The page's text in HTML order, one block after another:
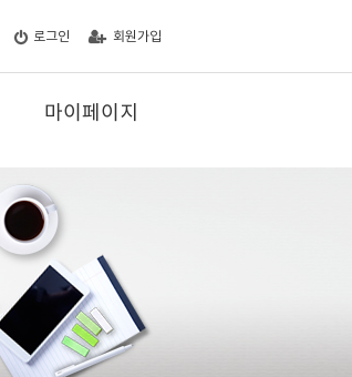
로그인 회원가입
마이페이지